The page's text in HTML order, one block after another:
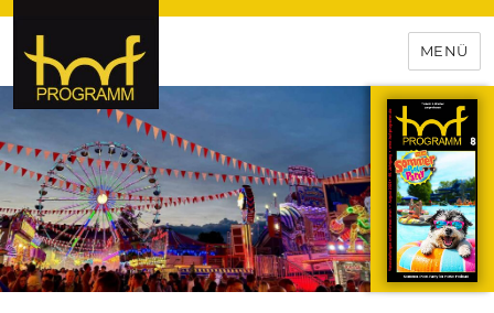
hof-programm – das
Veranstaltungsportal für
Hochfranken
MENÜ